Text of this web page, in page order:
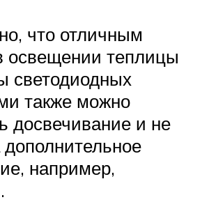
что отличным
освещении теплицы
светодиодных
также можно
досвечивание и не
дополнительное
например,